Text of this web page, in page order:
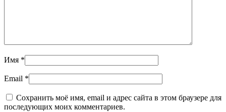
Имя *
Email *
Сохранить моё имя, email и адрес сайта в этом браузере для
последующих моих комментариев.